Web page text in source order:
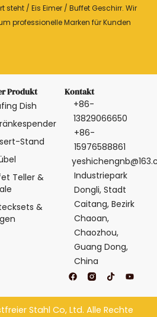
steht / Eis Eimer / Buffet Geschirr. Wir
professionelle Marken für Kunden
Produkt
Dish
Stand
Teller &
&
Kontakt
+86-
13829066650
+86-
15976588861
Industriepark
Dongli, Stadt
Caitang, Bezirk
Chaoan,
Chaozhou,
Guang Dong,
China
F
a
e
b
o
T
i
t
o
k
Y
o
t
u
b
Stahl Co, Ltd. Alle Rechte